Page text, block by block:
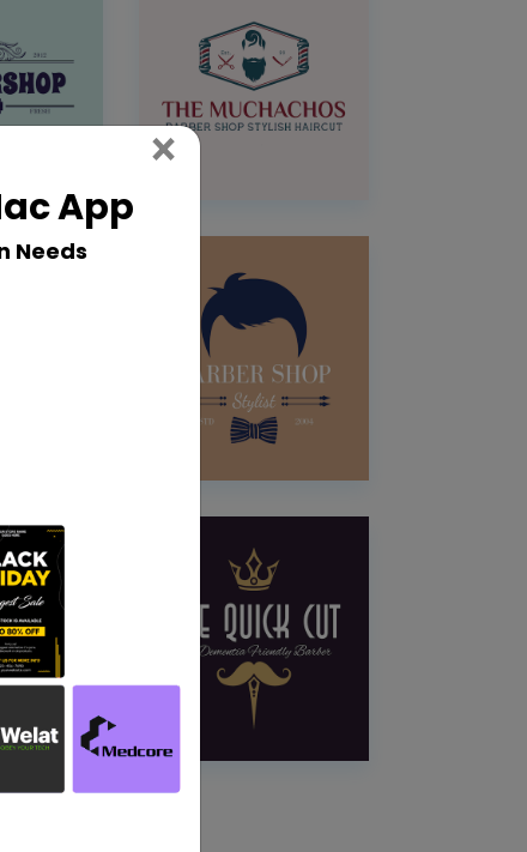
App
Needs
× Close